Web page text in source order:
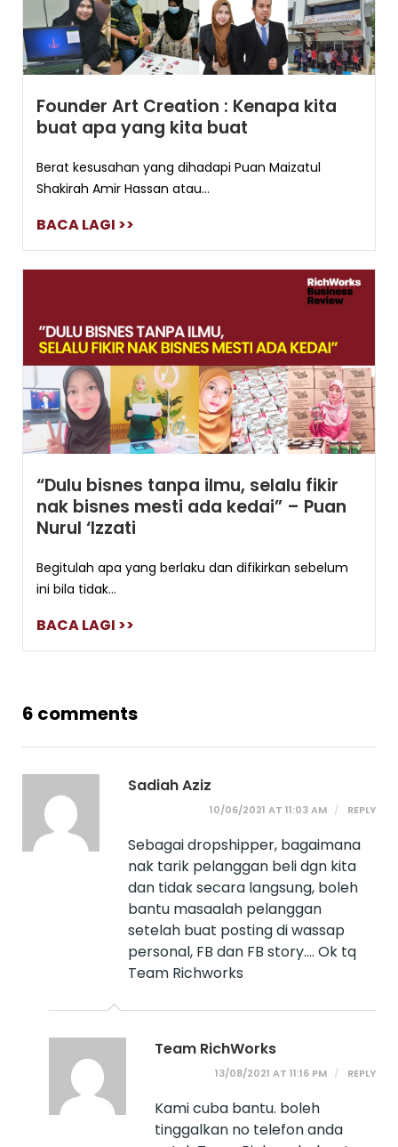
Founder Art Creation : Kenapa kita
buat apa yang kita buat
Berat kesusahan yang dihadapi Puan Maizatul
Shakirah Amir Hassan atau...
BACA LAGI >>
“Dulu bisnes tanpa ilmu, selalu fikir
nak bisnes mesti ada kedai” – Puan
Nurul ‘Izzati
Begitulah apa yang berlaku dan difikirkan sebelum
ini bila tidak...
BACA LAGI >>
6 comments
Sadiah Aziz
10/06/2021 AT 11:03 AM REPLY
Sebagai dropshipper, bagaimana
nak tarik pelanggan beli dgn kita
dan tidak secara langsung, boleh
bantu masaalah pelanggan
setelah buat posting di wassap
personal, FB dan FB story…. Ok tq
Team Richworks
Team RichWorks
13/08/2021 AT 11:16 PM REPLY
Kami cuba bantu. boleh
tinggalkan no telefon anda